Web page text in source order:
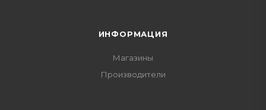
ИНФОРМАЦИЯ
Магазины
Производители